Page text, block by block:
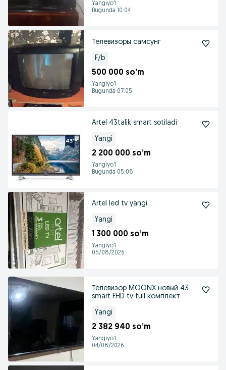
Yangiyo'l
Bugunda 10:04
Телевизоры самсунг
F/b
500 000 so’m
Yangiyo'l
Bugunda 07:05
Artel 43talik smart sotiladi
Yangi
2 200 000 so’m
Yangiyo'l
Bugunda 05:08
Artel led tv yangi
Yangi
1 300 000 so’m
Yangiyo'l
05/08/2026
Телевизор MOONX новый 43
smart FHD tv full комплект
Yangi
2 382 940 so’m
Yangiyo'l
04/08/2026